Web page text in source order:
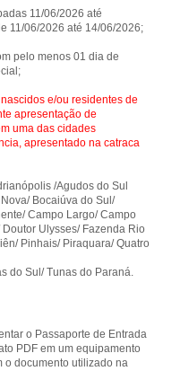
11/06/2026 até
11/06/2026 até 14/06/2026;
pelo menos 01 dia de
e/ou residentes de
apresentação de
uma das cidades
apresentado na catraca
/Agudos do Sul
Bocaiúva do Sul/
Campo Largo/ Campo
Ulysses/ Fazenda Rio
Pinhais/ Piraquara/ Quatro
do Sul/ Tunas do Paraná.
o Passaporte de Entrada
PDF em um equipamento
o documento utilizado na